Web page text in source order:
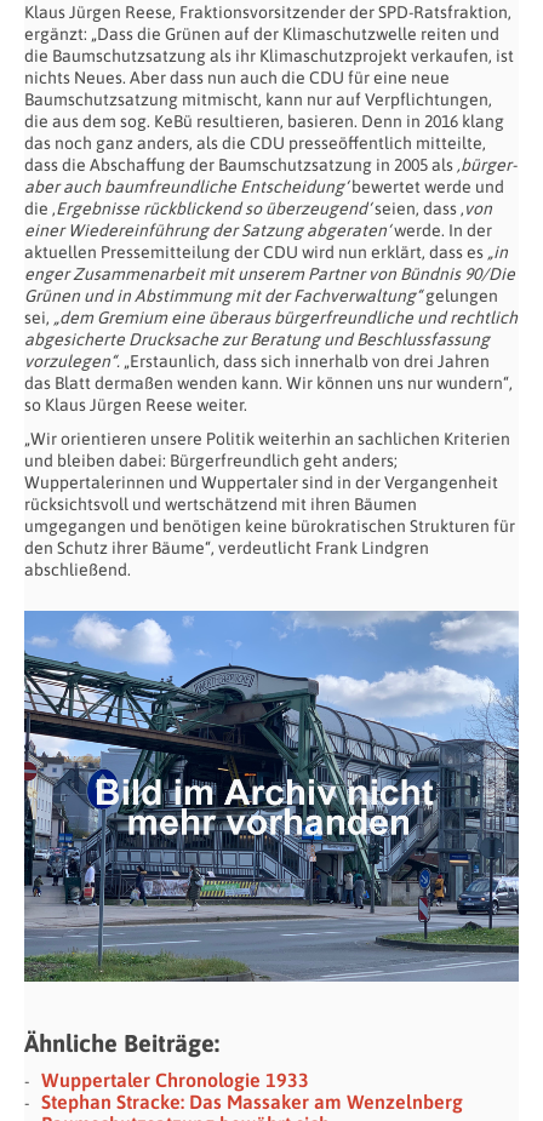
Klaus Jürgen Reese, Fraktionsvorsitzender der SPD-Ratsfraktion,
ergänzt: „Dass die Grünen auf der Klimaschutzwelle reiten und
die Baumschutzsatzung als ihr Klimaschutzprojekt verkaufen, ist
nichts Neues. Aber dass nun auch die CDU für eine neue
Baumschutzsatzung mitmischt, kann nur auf Verpflichtungen,
die aus dem sog. KeBü resultieren, basieren. Denn in 2016 klang
das noch ganz anders, als die CDU presseöffentlich mitteilte,
dass die Abschaffung der Baumschutzsatzung in 2005 als ‚bürger-
aber auch baumfreundliche Entscheidung‘bewertet werde und
die ‚Ergebnisse rückblickend so überzeugend‘seien, dass ‚von
einer Wiedereinführung der Satzung abgeraten‘werde. In der
aktuellen Pressemitteilung der CDU wird nun erklärt, dass es „in
enger Zusammenarbeit mit unserem Partner von Bündnis 90/Die
Grünen und in Abstimmung mit der Fachverwaltung“gelungen
sei, „dem Gremium eine überaus bürgerfreundliche und rechtlich
abgesicherte Drucksache zur Beratung und Beschlussfassung
vorzulegen“. „Erstaunlich, dass sich innerhalb von drei Jahren
das Blatt dermaßen wenden kann. Wir können uns nur wundern“,
so Klaus Jürgen Reese weiter.
„Wir orientieren unsere Politik weiterhin an sachlichen Kriterien
und bleiben dabei: Bürgerfreundlich geht anders;
Wuppertalerinnen und Wuppertaler sind in der Vergangenheit
rücksichtsvoll und wertschätzend mit ihren Bäumen
umgegangen und benötigen keine bürokratischen Strukturen für
den Schutz ihrer Bäume“, verdeutlicht Frank Lindgren
abschließend.
Ähnliche Beiträge:
Wuppertaler Chronologie 1933
Stephan Stracke: Das Massaker am Wenzelnberg